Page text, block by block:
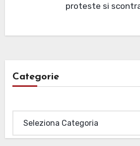
proteste si
Categorie